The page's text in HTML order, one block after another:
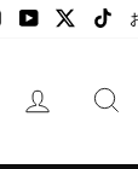
InstagramYouTube
ログイン